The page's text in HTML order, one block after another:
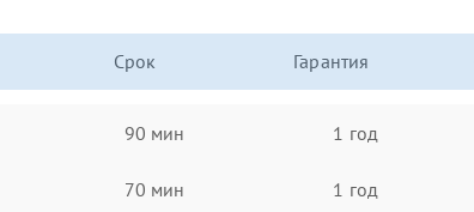
Срок Гарантия
90 мин 1 год
70 мин 1 год